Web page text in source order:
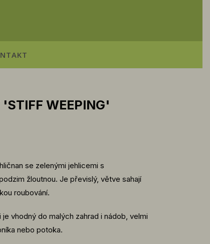
WEEPING'
se zelenými jehlicemi s
žloutnou. Je převislý, větve sahají
roubování.
vhodný do malých zahrad i nádob, velmi
nebo potoka.